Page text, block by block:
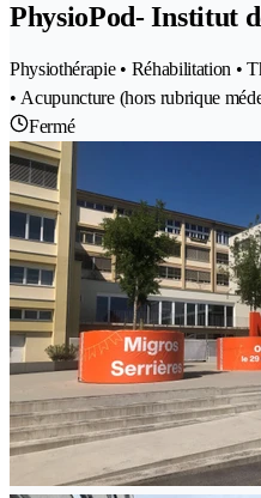
PhysioPod- Institut
Physiothérapie • Réhabilitation •
• Acupuncture (hors rubrique
Fermé